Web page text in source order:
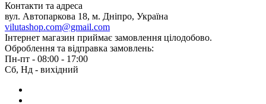
Контакти та адреса
вул. Автопаркова 18, м. Дніпро, Україна
vilutashop.com@gmail.com
Інтернет магазин приймає замовлення цілодобово.
Оброблення та відправка замовлень:
Пн-пт - 08:00 - 17:00
Сб, Нд - вихідний